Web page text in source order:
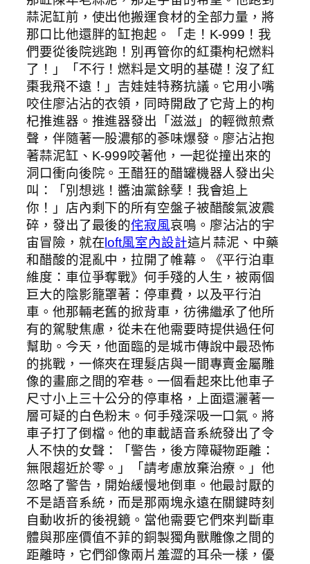
蒜泥缸前，使出他搬運食材的全部力量，將
那口比他還胖的缸抱起。「走！K-999！我
們要從後院逃跑！別再管你的紅棗枸杞燃料
了！」「不行！燃料是文明的基礎！沒了紅
棗我飛不遠！」吉娃娃特務抗議。它用小嘴
咬住廖沾沾的衣領，同時開啟了它背上的枸
杞推進器。推進器發出「滋滋」的輕微煎煮
聲，伴隨著一股濃郁的蔘味爆發。廖沾沾抱
著蒜泥缸、K-999咬著他，一起從撞出來的
洞口衝向後院。王醋狂的醋罐機器人發出尖
叫：「別想逃！醬油黨餘孽！我會追上
你！」店內剩下的所有空盤子被醋酸氣波震
碎，發出了最後的侘寂風哀鳴。廖沾沾的宇
宙冒險，就在loft風室內設計這片蒜泥、中藥
和醋酸的混亂中，拉開了帷幕。《平行泊車
維度：車位爭奪戰》何手殘的人生，被兩個
巨大的陰影籠罩著：停車費，以及平行泊
車。他那輛老舊的掀背車，彷彿繼承了他所
有的駕駛焦慮，從未在他需要時提供過任何
幫助。今天，他面臨的是城市傳說中最恐怖
的挑戰，一條夾在理髮店與一間專賣金屬雕
像的畫廊之間的窄巷。一個看起來比他車子
尺寸小上三十公分的停車格，上面還灑著一
層可疑的白色粉末。何手殘深吸一口氣。將
車子打了倒檔。他的車載語音系統發出了令
人不快的女聲：「警告，後方障礙物距離：
無限趨近於零。」「請考慮放棄治療。」他
忽略了警告，開始緩慢地倒車。他最討厭的
不是語音系統，而是那兩塊永遠在關鍵時刻
自動收折的後視鏡。當他需要它們來判斷車
體與那座價值不菲的銅製獨角獸雕像之間的
距離時，它們卻像兩片羞澀的耳朵一樣，優